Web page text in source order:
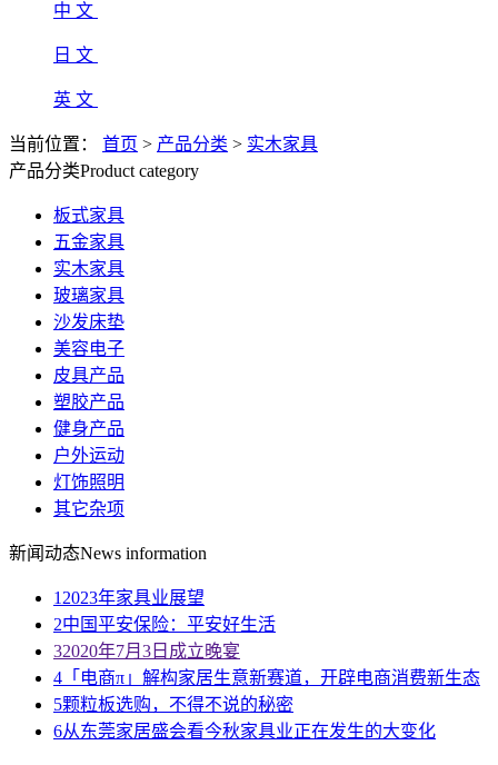
中 文
日 文
英 文
当前位置： 首页 > 产品分类 > 实木家具
产品分类Product category
板式家具
五金家具
实木家具
玻璃家具
沙发床垫
美容电子
皮具产品
塑胶产品
健身产品
户外运动
灯饰照明
其它杂项
新闻动态News information
1 2023年家具业展望
2中国平安保险：平安好生活
32020年7月3日成立晚宴
4 「电商π」解构家居生意新赛道，开辟电商消费新生态
5颗粒板选购，不得不说的秘密
6从东莞家居盛会看今秋家具业正在发生的大变化